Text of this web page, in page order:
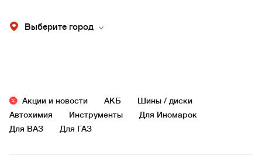
Выберите город
Акции и новости АКБ
Шины / диски
Автохимия
Инструменты
Для Иномарок
Для ВАЗ
Для ГАЗ